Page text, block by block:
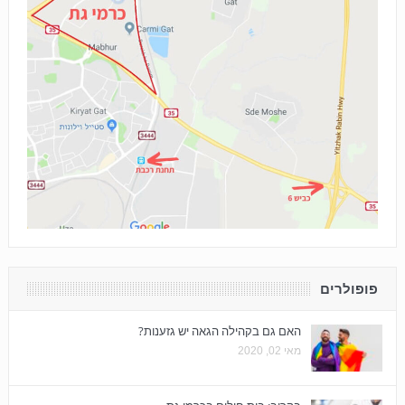
פופולרים
האם גם בקהילה הגאה יש גזענות?
מאי 02, 2020